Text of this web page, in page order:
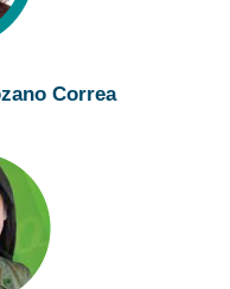
Correa